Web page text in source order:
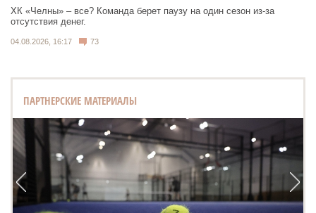
ХК «Челны» – все? Команда берет паузу на один сезон из-за
отсутствия денег.
04.08.2026, 16:17 73
ПАРТНЕРСКИЕ МАТЕРИАЛЫ